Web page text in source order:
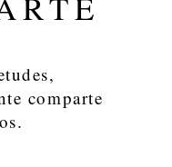
comparte